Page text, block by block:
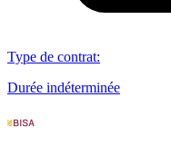
Type de contrat:
Durée indéterminée